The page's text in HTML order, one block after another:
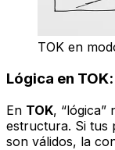
TOK en
Lógica en
En TOK, “lógica”
estructura. Si tus
son válidos, la